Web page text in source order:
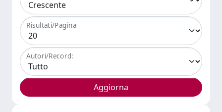
Risultati/Pagina
Autori/Record: